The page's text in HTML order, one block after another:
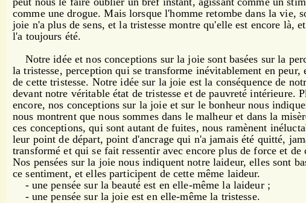
comme une drogue. Mais lorsque l'homme retombe dans la vie,
joie n'a plus de sens, et la tristesse montre qu'elle est encore là,
l'a toujours été.
Notre idée et nos conceptions sur la joie sont basées sur la
la tristesse, perception qui se transforme inévitablement en peur,
de cette tristesse. Notre idée sur la joie est la conséquence de
devant notre véritable état de tristesse et de pauvreté intérieure.
encore, nos conceptions sur la joie et sur le bonheur nous
nous montrent que nous sommes dans le malheur et dans la
ces conceptions, qui sont autant de fuites, nous ramènent
leur point de départ, point d'ancrage qui n'a jamais été quitté,
transformé et qui se fait ressentir avec encore plus de force et de
Nos pensées sur la joie nous indiquent notre laideur, elles sont
ce sentiment, et elles participent de cette même laideur.
- une pensée sur la beauté est en elle-même la laideur ;
- une pensée sur la joie est en elle-même la tristesse.